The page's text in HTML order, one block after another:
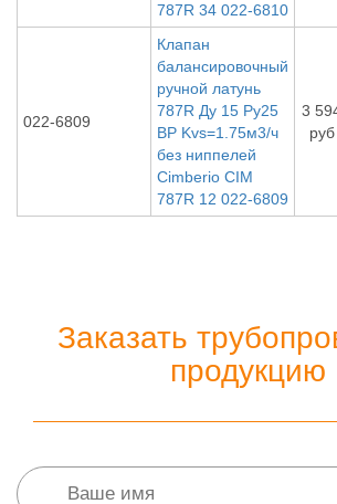
787R 34 022-6810
022-6809
Клапан
балансировочный
ручной латунь
787R Ду 15 Ру25
ВР Kvs=1.75м3/ч
без ниппелей
Cimberio CIM
787R 12 022-6809
3
руб
Заказать
продукцию